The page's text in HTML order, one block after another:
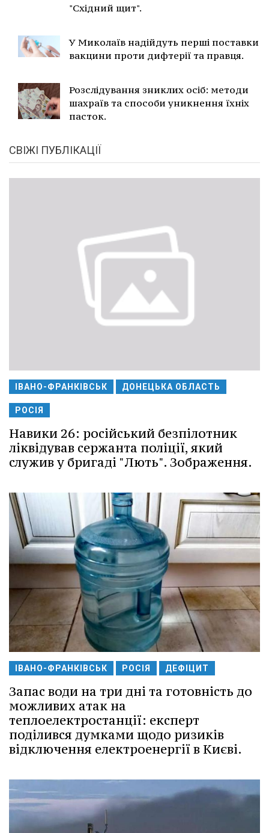
"Східний щит".
У Миколаїв надійдуть перші поставки
вакцини проти дифтерії та правця.
Розслідування зниклих осіб: методи
шахраїв та способи уникнення їхніх
пасток.
СВІЖІ ПУБЛІКАЦІЇ
ІВАНО-ФРАНКІВСЬК ДОНЕЦЬКА ОБЛАСТЬ
РОСІЯ
Навики 26: російський безпілотник
ліквідував сержанта поліції, який
служив у бригаді "Лють". Зображення.
ІВАНО-ФРАНКІВСЬК РОСІЯ ДЕФІЦИТ
Запас води на три дні та готовність до
можливих атак на
теплоелектростанції: експерт
поділився думками щодо ризиків
відключення електроенергії в Києві.